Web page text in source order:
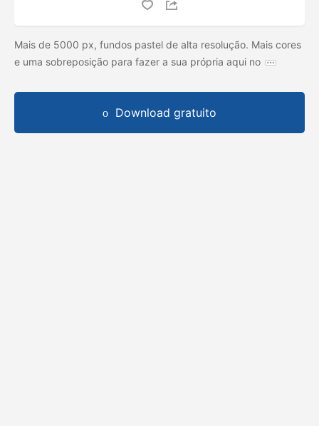
Mais de 5000 px, fundos pastel de alta resolução. Mais cores
e uma sobreposição para fazer a sua própria aqui no
Download gratuito